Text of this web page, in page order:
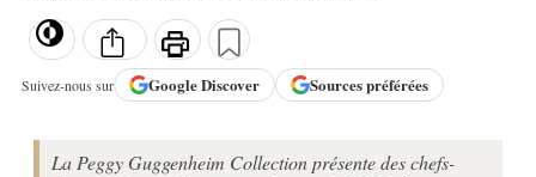
Suivez-nous sur GoogleDiscover Sources préférées
La Peggy Guggenheim Collection présente des chefs-